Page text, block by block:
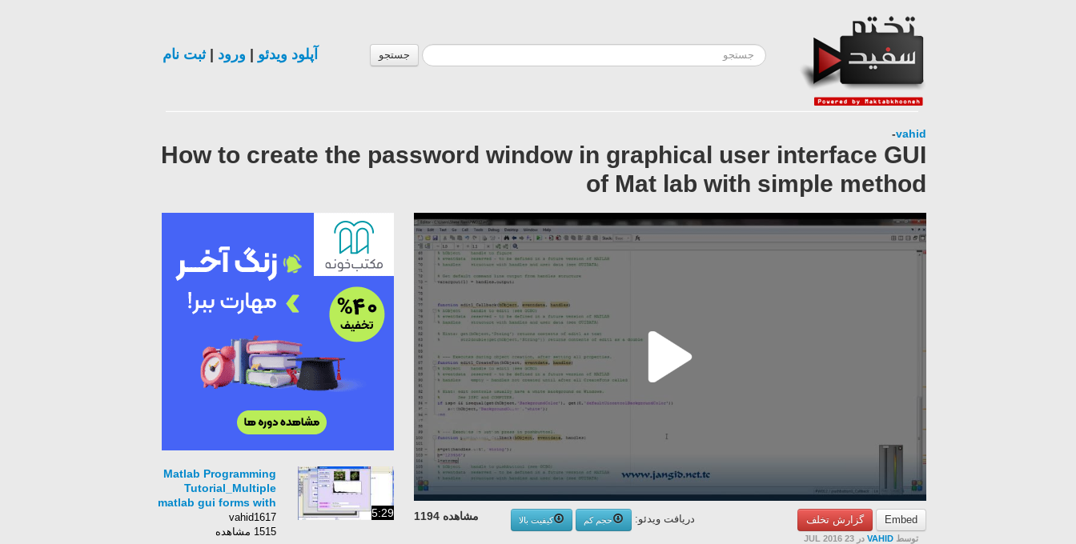
جستجو آپلود ویدئو ورود |ثبت نام
vahid
-
How to create the password window in graphical user interface GUI
of Mat lab with simple method
Embed گزارش تخلف مشاهده 1194 دریافت ویدئو: حجم کم
کیفیت بالا
توسط VAHID در 23 JUL 2016
5:29
Matlab Programming
Tutorial_Multiple
matlab gui forms with
login window
vahid1617
1515 مشاهده